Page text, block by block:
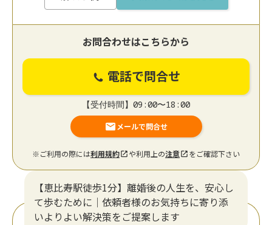
お問合わせはこちらから
電話で問合せ
【受付時間】09:00〜18:00
メールで問合せ
※ご利用の際には利用規約 や利用上の注意 をご確認下さい
【恵比寿駅徒歩1分】離婚後の人生を、安心し
て歩むために｜依頼者様のお気持ちに寄り添
いよりよい解決策をご提案します